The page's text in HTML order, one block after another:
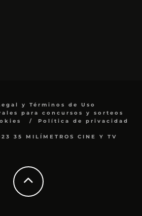
y Términos de Uso
para concursos y sorteos
Política de privacidad
35 MILÍMETROS CINE Y TV